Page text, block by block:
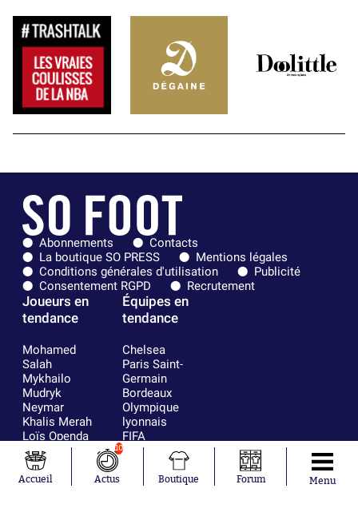
Abonnements
Contacts
La boutique SO PRESS
Mentions légales
Conditions générales d'utilisation
Publicité
Consentement RGPD
Recrutement
Joueurs en
tendance
Mohamed
Salah
Mykhailo
Mudryk
Neymar
Khalis Merah
Loïs Openda
Moussa
Niakhaté
Nicolás
Équipes en
tendance
Chelsea
Paris Saint-
Germain
Bordeaux
Olympique
lyonnais
FIFA
Real Madrid
RC Strasbourg
AC Milan
Accueil
10
Actus Boutique Forum Menu